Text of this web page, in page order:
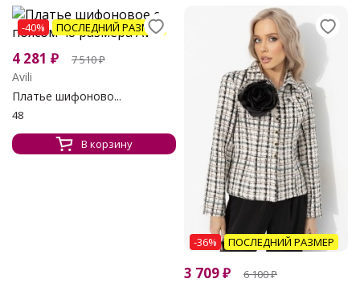
-40% ПОСЛЕДНИЙ РАЗМЕР
4 281 ₽ 7 510₽
Avili
Платье шифоново...
48
В корзину
-36% ПОСЛЕДНИЙ РАЗМЕР
3 709₽ 6 100₽